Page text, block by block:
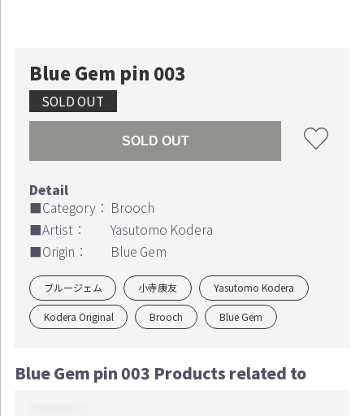
Blue Gem pin 003
SOLD OUT
SOLD OUT
■Category： Brooch
■Artist：
Yasutomo Kodera
■Origin：
Blue Gem
ブルージェム 小寺康友 Yasutomo Kodera
Kodera Original Brooch Blue Gem
Blue Gem pin 003 Products related to